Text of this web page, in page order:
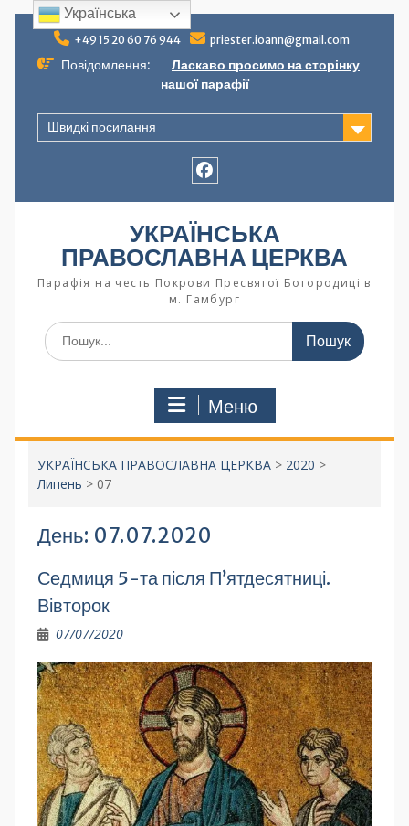
+49 15 20 60 76 944 priester.ioann@gmail.com
Повідомлення:
Ласкаво просимо на сторінку
нашої парафії
Швидкі посилання
УКРАЇНСЬКА
ПРАВОСЛАВНА ЦЕРКВА
Парафія на честь Покрови Пресвятої Богородиці в
м. Гамбург
Меню
УКРАЇНСЬКА ПРАВОСЛАВНА ЦЕРКВА> 2020 >
Липень > 07
День: 07.07.2020
Седмиця 5-та після П’ятдесятниці.
Вівторок
07/07/2020
Українська